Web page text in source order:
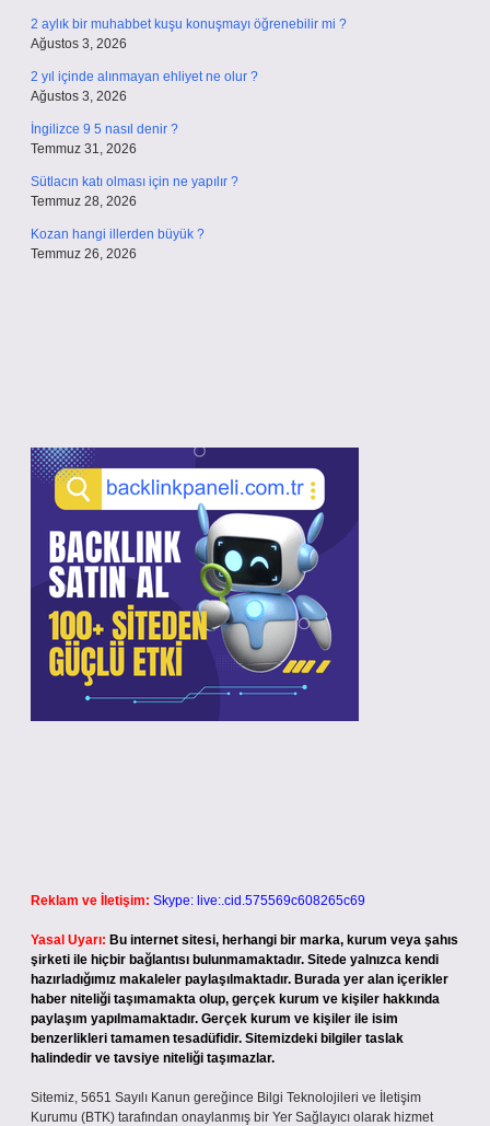
2 aylık bir muhabbet kuşu konuşmayı öğrenebilir mi ?
Ağustos 3, 2026
2 yıl içinde alınmayan ehliyet ne olur ?
Ağustos 3, 2026
İngilizce 9 5 nasıl denir ?
Temmuz 31, 2026
Sütlacın katı olması için ne yapılır ?
Temmuz 28, 2026
Kozan hangi illerden büyük ?
Temmuz 26, 2026
Reklam ve İletişim: Skype: live:.cid.575569c608265c69
Yasal Uyarı: Bu internet sitesi, herhangi bir marka, kurum veya şahıs
şirketi ile hiçbir bağlantısı bulunmamaktadır. Sitede yalnızca kendi
hazırladığımız makaleler paylaşılmaktadır. Burada yer alan içerikler
haber niteliği taşımamakta olup, gerçek kurum ve kişiler hakkında
paylaşım yapılmamaktadır. Gerçek kurum ve kişiler ile isim
benzerlikleri tamamen tesadüfidir. Sitemizdeki bilgiler taslak
halindedir ve tavsiye niteliği taşımazlar.
Sitemiz, 5651 Sayılı Kanun gereğince Bilgi Teknolojileri ve İletişim
Kurumu (BTK) tarafından onaylanmış bir Yer Sağlayıcı olarak hizmet